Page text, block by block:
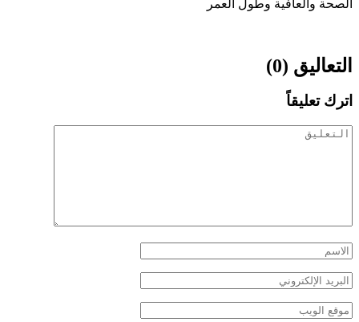
الصحة والعافية وطول العمر
التعاليق (0)
اترك تعليقاً